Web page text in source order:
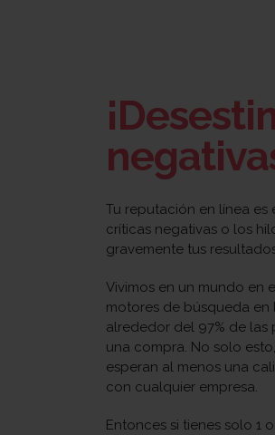
Tu reputación en línea
críticas negativas o los
gravemente tus
Vivimos en un mundo en
motores de búsqueda
alrededor del 97% de las
una compra. No solo
esperan al menos una
con cualquier empresa.
Entonces si tienes solo 1